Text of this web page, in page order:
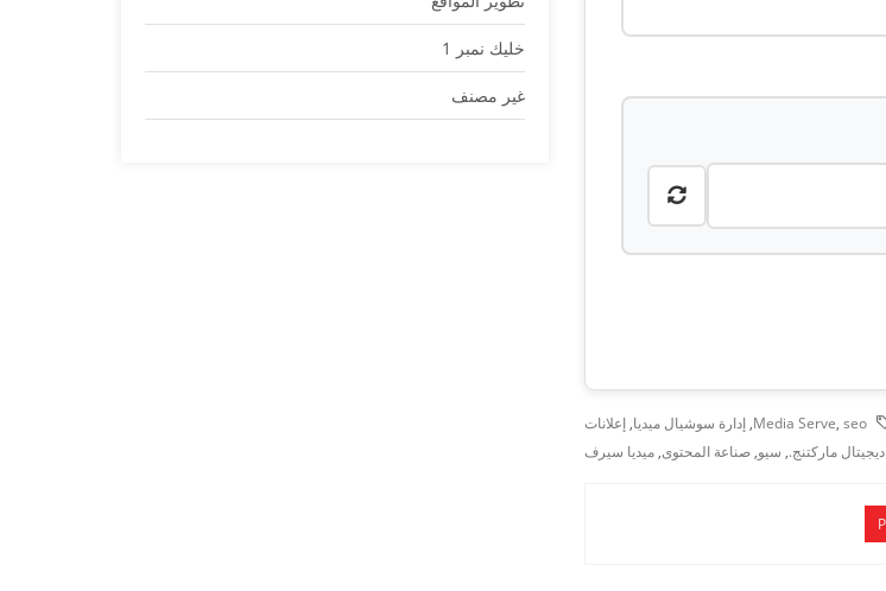
Media Serve, seo
, إدارة سوشيال ميديا, إعلانات
ديجيتال ماركتنج., سيو, صناعة المحتوى, ميديا سيرف
خليك نمبر 1
غير مصنف